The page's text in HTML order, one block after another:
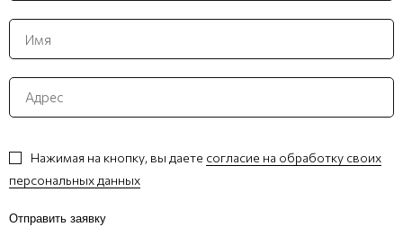
Нажимая на кнопку, вы даете согласие на обработку своих
персональных данных
Отправить заявку